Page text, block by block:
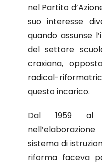
nel Partito
suo interesse
quando assunse
del settore
craxiana,
radical-
questo incarico.
Dal 1959 al
sistema di
riforma faceva